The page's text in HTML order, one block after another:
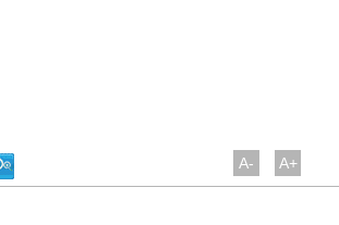
A- A+